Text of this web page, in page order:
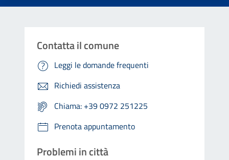
Contatta il comune
Leggi le domande frequenti
Richiedi assistenza
Chiama: +39 0972 251225
Prenota appuntamento
Problemi in città